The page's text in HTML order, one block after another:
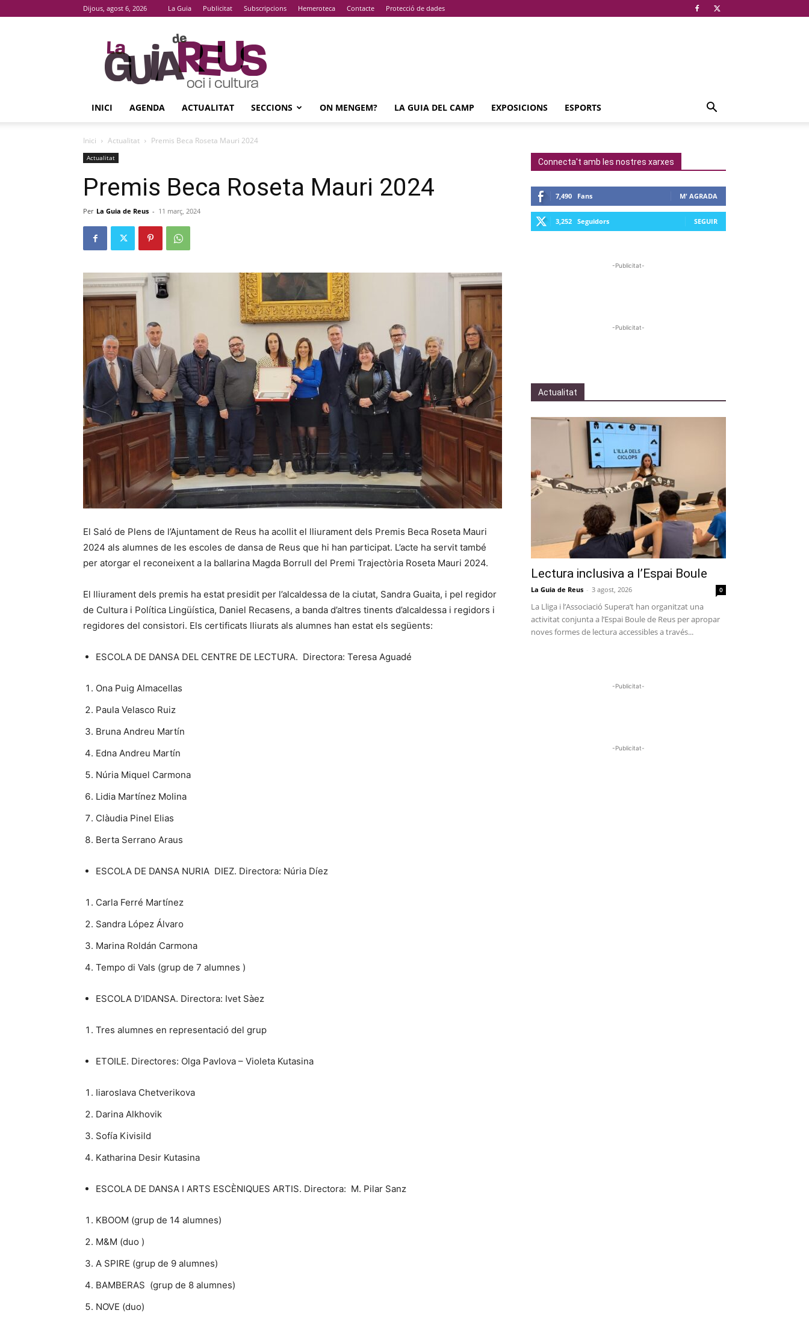
Dijous, agost 6, 2026 La Guia Publicitat Subscripcions Hemeroteca Contacte Protecció de dades
La
Guia
De
Reus
INICI AGENDA ACTUALITAT SECCIONS ON MENGEM? LA GUIA DEL CAMP EXPOSICIONS ESPORTS
Inici Actualitat Premis Beca Roseta Mauri 2024
Actualitat
Premis Beca Roseta Mauri 2024
Per La Guia de Reus - 11 març, 2024
El Saló de Plens de l’Ajuntament de Reus ha acollit el lliurament dels Premis Beca Roseta Mauri
2024 als alumnes de les escoles de dansa de Reus que hi han participat. L’acte ha servit també
per atorgar el reconeixent a la ballarina Magda Borrull del Premi Trajectòria Roseta Mauri 2024.
El lliurament dels premis ha estat presidit per l’alcaldessa de la ciutat, Sandra Guaita, i pel regidor
de Cultura i Política Lingüística, Daniel Recasens, a banda d’altres tinents d’alcaldessa i regidors i
regidores del consistori. Els certificats lliurats als alumnes han estat els següents:
ESCOLA DE DANSA DEL CENTRE DE LECTURA. Directora: Teresa Aguadé
Ona Puig Almacellas
Paula Velasco Ruiz
Bruna Andreu Martín
Edna Andreu Martín
Núria Miquel Carmona
Lidia Martínez Molina
Clàudia Pinel Elias
Berta Serrano Araus
ESCOLA DE DANSA NURIA DIEZ. Directora: Núria Díez
Carla Ferré Martínez
Sandra López Álvaro
Marina Roldán Carmona
Tempo di Vals (grup de 7 alumnes )
ESCOLA D’IDANSA. Directora: Ivet Sàez
Tres alumnes en representació del grup
ETOILE. Directores: Olga Pavlova – Violeta Kutasina
Iiaroslava Chetverikova
Darina Alkhovik
Sofía Kivisild
Katharina Desir Kutasina
ESCOLA DE DANSA I ARTS ESCÈNIQUES ARTIS. Directora: M. Pilar Sanz
KBOOM (grup de 14 alumnes)
M&M (duo )
A SPIRE (grup de 9 alumnes)
BAMBERAS (grup de 8 alumnes)
NOVE (duo)
Connecta't amb les nostres xarxes
7,490 Fans M' AGRADA
3,252 Seguidors SEGUIR
-Publicitat-
-Publicitat-
Actualitat
Lectura inclusiva a l’Espai Boule
La Guia de Reus - 3 agost, 2026 0
La Lliga i l’Associació Supera’t han organitzat una
activitat conjunta a l’Espai Boule de Reus per apropar
noves formes de lectura accessibles a través...
-Publicitat-
-Publicitat-